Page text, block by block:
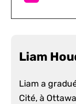
Liam
Liam a
Cité, à